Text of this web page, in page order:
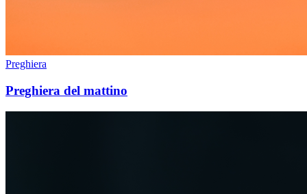
Preghiera
Preghiera del mattino